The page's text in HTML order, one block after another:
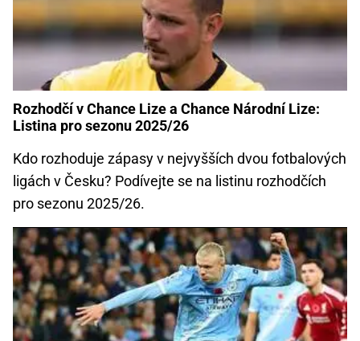
Rozhodčí v Chance Lize a Chance Národní Lize:
Listina pro sezonu 2025/26
Kdo rozhoduje zápasy v nejvyšších dvou fotbalových
ligách v Česku? Podívejte se na listinu rozhodčích
pro sezonu 2025/26.